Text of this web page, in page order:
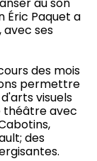
Éric Paquet a
avec ses
des mois
permettre
visuels
théâtre avec
des